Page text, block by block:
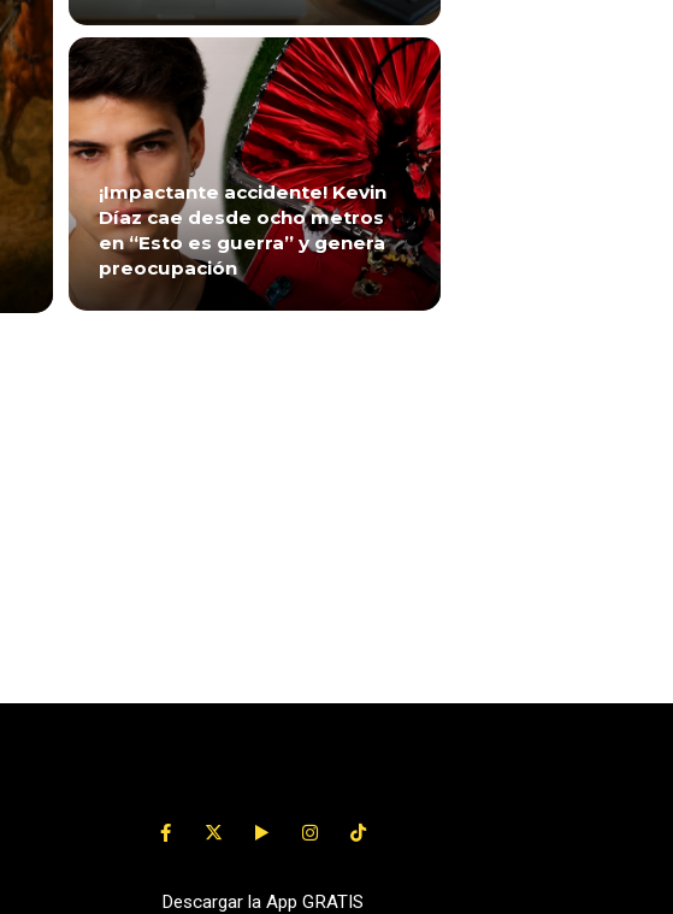
¡Impactante accidente! Kevin
Díaz cae desde ocho metros
en “Esto es guerra” y genera
preocupación
Descargar la App GRATIS